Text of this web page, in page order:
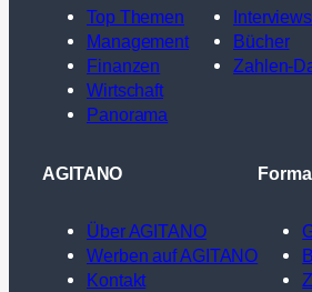
Top Themen
Management
Finanzen
Wirtschaft
Panorama
Interviews
Bücher
Zahlen-
AGITANO
Über AGITANO
Werben auf AGITANO
Kontakt